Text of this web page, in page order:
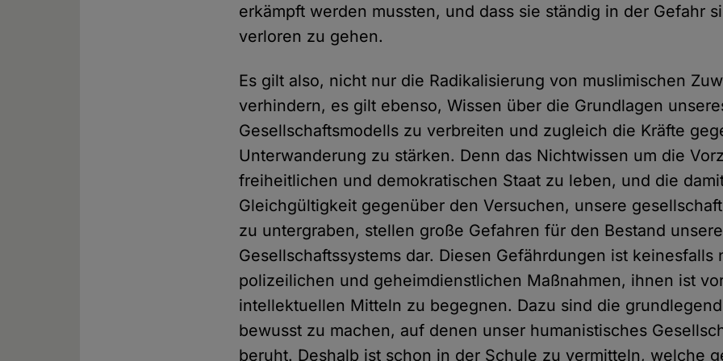
erkämpft werden mussten, und dass sie ständig in der Gefahr
verloren zu gehen.
Es gilt also, nicht nur die Radikalisierung von muslimischen
verhindern, es gilt ebenso, Wissen über die Grundlagen
Gesellschaftsmodells zu verbreiten und zugleich die Kräfte
Unterwanderung zu stärken. Denn das Nichtwissen um die
freiheitlichen und demokratischen Staat zu leben, und die
Gleichgültigkeit gegenüber den Versuchen, unsere
zu untergraben, stellen große Gefahren für den Bestand
Gesellschaftssystems dar. Diesen Gefährdungen ist keinesfalls
polizeilichen und geheimdienstlichen Maßnahmen, ihnen ist
intellektuellen Mitteln zu begegnen. Dazu sind die
bewusst zu machen, auf denen unser humanistisches
beruht. Deshalb ist schon in der Schule zu vermitteln, welche